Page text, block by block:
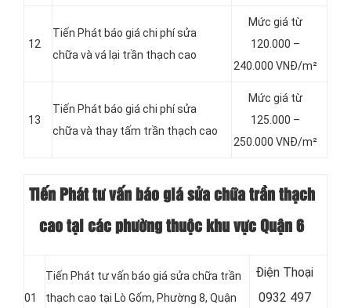
12
Tiến Phát báo giá chi phí sửa
chữa và vá lại trần thạch cao
Mức giá từ
120.000 –
240.000 VNĐ/m²
13
Tiến Phát báo giá chi phí sửa
chữa và thay tấm trần thạch cao
Mức giá từ
125.000 –
250.000 VNĐ/m²
Tiến Phát tư vấn báo giá sửa chữa trần thạch
cao tại các phường thuộc khu vực Quận 6
01
Tiến Phát tư vấn báo giá sửa chữa trần
thạch cao tại Lò Gốm, Phường 8, Quận
Điện Thoại
0932 497